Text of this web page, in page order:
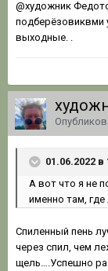
@художник
подберёзовиквми
выходные. .
01.06.2022
А вот что я не
именно там,
Спиленный пень
через спил, чем
щель….Успешно